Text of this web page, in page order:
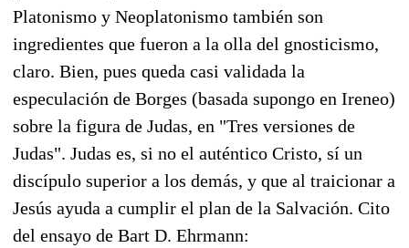
Platonismo y Neoplatonismo también son
ingredientes que fueron a la olla del gnosticismo,
claro. Bien, pues queda casi validada la
especulación de Borges (basada supongo en Ireneo)
sobre la figura de Judas, en "Tres versiones de
Judas". Judas es, si no el auténtico Cristo, sí un
discípulo superior a los demás, y que al traicionar a
Jesús ayuda a cumplir el plan de la Salvación. Cito
del ensayo de Bart D. Ehrmann: